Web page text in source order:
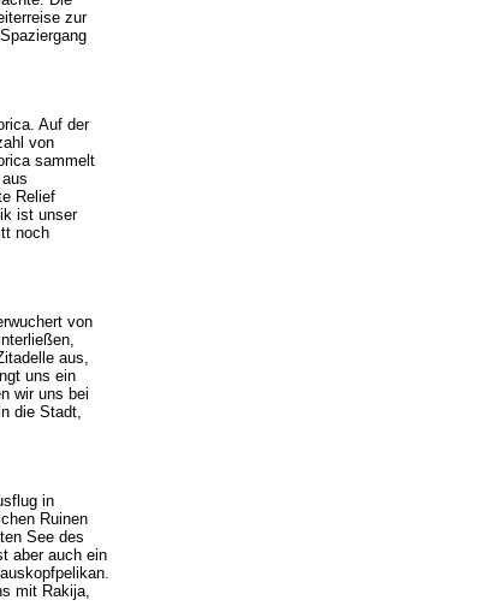
zur
Auf der
von
sammelt
Relief
ist unser
noch
von
aus,
uns ein
wir uns bei
die Stadt,
in
Ruinen
See des
aber auch ein
mit Rakija,